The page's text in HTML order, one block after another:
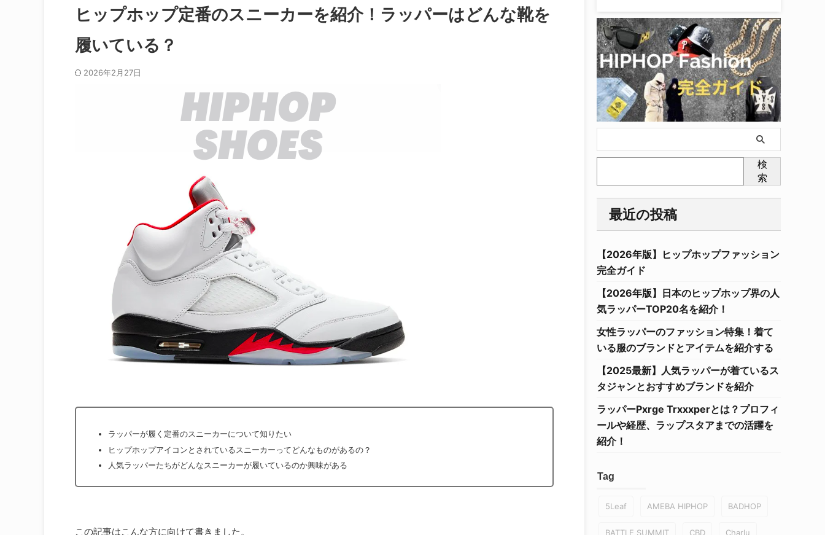
ヒップホップ定番のスニーカーを紹介！ラッパーはどんな靴を
履いている？
2026年2月27日
ラッパーが履く定番のスニーカーについて知りたい
ヒップホップアイコンとされているスニーカーってどんなものがあるの？
人気ラッパーたちがどんなスニーカーが履いているのか興味がある
この記事はこんな方に向けて書きました。
検
索
最近の投稿
【2026年版】ヒップホップファッション
完全ガイド
【2026年版】日本のヒップホップ界の人
気ラッパーTOP20名を紹介！
女性ラッパーのファッション特集！着て
いる服のブランドとアイテムを紹介する
【2025最新】人気ラッパーが着ているス
タジャンとおすすめブランドを紹介
ラッパーPxrge Trxxxperとは？プロフィ
ールや経歴、ラップスタアまでの活躍を
紹介！
Tag
5Leaf AMEBA HIPHOP BADHOP
BATTLE SUMMIT CBD Charlu